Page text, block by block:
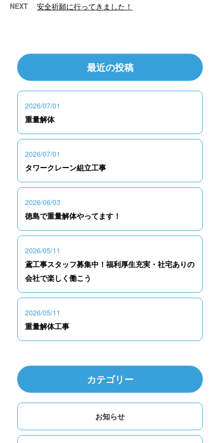
NEXT 安全祈願に行ってきました！
最近の投稿
2026/07/01
重量解体
2026/07/01
タワークレーン組立工事
2026/06/03
徳島で重量解体やってます！
2026/05/11
鳶工事スタッフ募集中！福利厚生充実・社宅ありの
会社で楽しく働こう
2026/05/11
重量解体工事
カテゴリー
お知らせ